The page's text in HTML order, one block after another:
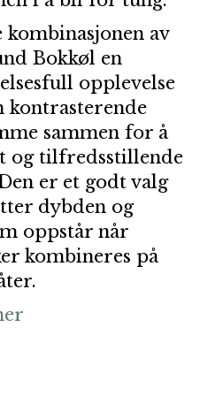
av
Bokkøl en
opplevelse
kontrasterende
sammen for å
og tilfredsstillende
er et godt valg
dybden og
oppstår når
kombineres på